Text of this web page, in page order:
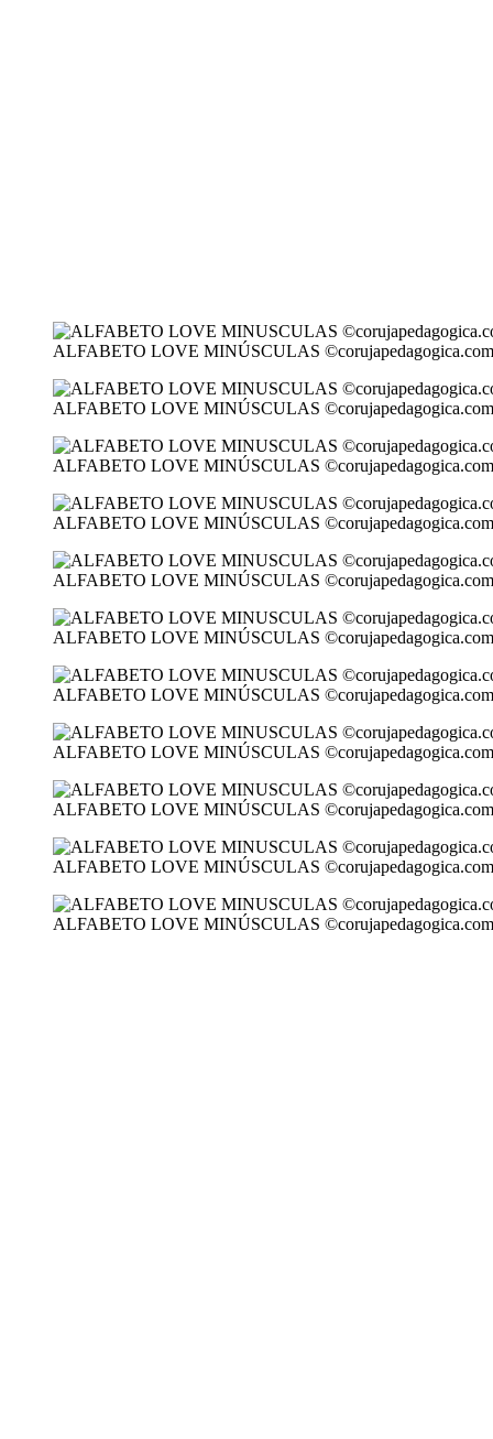
ALFABETO LOVE MINÚSCULAS ©corujapedagogica.com
ALFABETO LOVE MINÚSCULAS ©corujapedagogica.com
ALFABETO LOVE MINÚSCULAS ©corujapedagogica.com
ALFABETO LOVE MINÚSCULAS ©corujapedagogica.com
ALFABETO LOVE MINÚSCULAS ©corujapedagogica.com
ALFABETO LOVE MINÚSCULAS ©corujapedagogica.com
ALFABETO LOVE MINÚSCULAS ©corujapedagogica.com
ALFABETO LOVE MINÚSCULAS ©corujapedagogica.com
ALFABETO LOVE MINÚSCULAS ©corujapedagogica.com
ALFABETO LOVE MINÚSCULAS ©corujapedagogica.com
ALFABETO LOVE MINÚSCULAS ©corujapedagogica.com